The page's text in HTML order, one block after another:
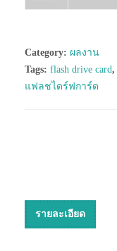
Category: ผลงาน
Tags: flash drive card,
แฟลชไดร์ฟการ์ด
รายละเอียด